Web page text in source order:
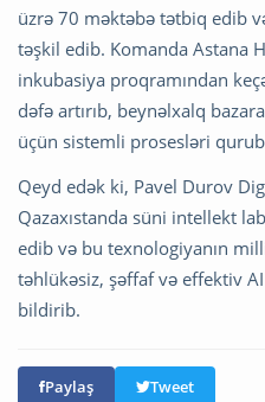
üzrə 70 məktəbə tətbiq edib
təşkil edib. Komanda Astana
inkubasiya proqramından
dəfə artırıb, beynəlxalq
üçün sistemli prosesləri
Qeyd edək ki, Pavel Durov
Qazaxıstanda süni intellekt
edib və bu texnologiyanın
təhlükəsiz, şəffaf və effektiv
bildirib.
Paylaş Tweet